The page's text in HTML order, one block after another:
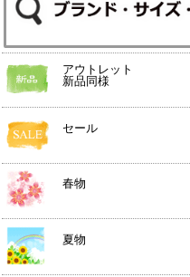
アウトレット
新品同様
セール
春物
夏物